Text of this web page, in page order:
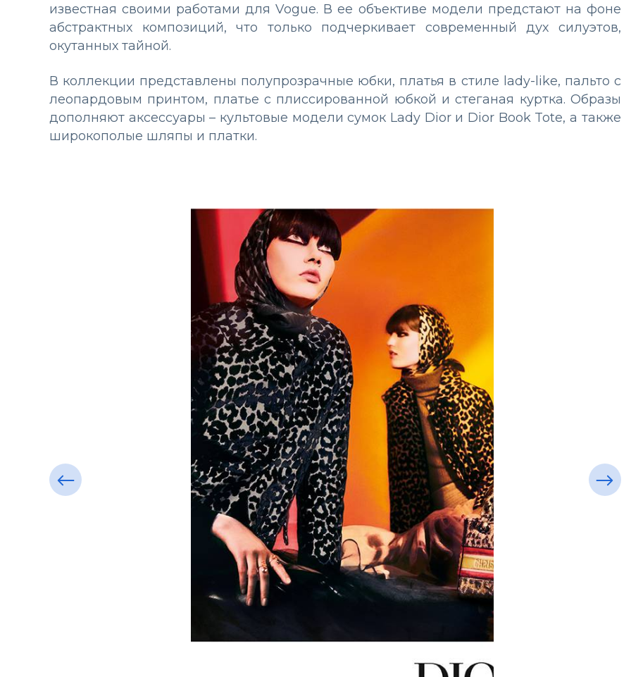
известная своими работами для Vogue. В ее объективе модели предстают на фоне
абстрактных композиций, что только подчеркивает современный дух силуэтов,
окутанных тайной.
В коллекции представлены полупрозрачные юбки, платья в стиле lady-like, пальто с
леопардовым принтом, платье с плиссированной юбкой и стеганая куртка. Образы
дополняют аксессуары – культовые модели сумок Lady Dior и Dior Book Tote, а также
широкополые шляпы и платки.